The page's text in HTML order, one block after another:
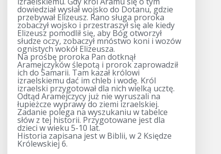
dowiedział wysłał wojsko do Dotanu, gdzie
przebywał Elizeusz. Rano sługa proroka
zobaczył wojsko i przestraszył się ale kiedy
Elizeusz pomodlił się, aby Bóg otworzył
słudze oczy, zobaczył mnóstwo koni i wozów
ognistych wokół Elizeusza.
Na prośbę proroka Pan dotknął
Aramejczyków ślepotą i prorok zaprowadził
ich do Samarii. Tam kazał królowi
izraelskiemu dać im chleb i wodę. Król
izraelski przygotował dla nich wielką ucztę.
Odtąd Aramejczycy już nie wyruszali na
łupieżcze wyprawy do ziemi izraelskiej.
Zadanie polega na wyszukaniu w tabelce
słów z tej historii. Przygotowane jest dla
dzieci w wieku 5-10 lat.
Historia zapisana jest w Biblii, w 2 Księdze
Królewskiej 6.